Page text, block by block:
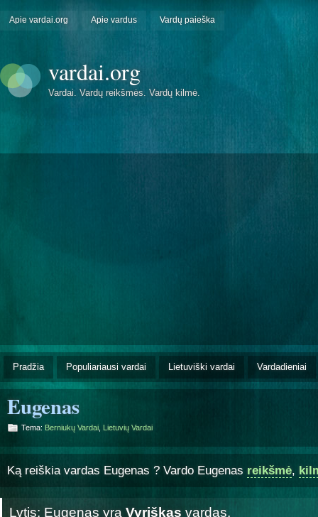
Apie vardai.org Apie vardus Vardų paieška
vardai.org
Vardai. Vardų reikšmės. Vardų kilmė.
Pradžia Populiariausi vardai Lietuviški vardai Vardadieniai
Eugenas
Tema: Berniukų Vardai Lietuvių Vardai
Ką reiškia vardas Eugenas ? Vardo Eugenas reikšmė,
Lytis: Eugenas yra Vyriškas vardas.